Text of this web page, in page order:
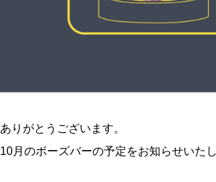
ありがとうございます。
10月のボーズバーの予定をお知らせいたし